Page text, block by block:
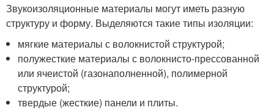
Звукоизоляционные материалы могут иметь разную
структуру и форму. Выделяются такие типы изоляции:
мягкие материалы с волокнистой структурой;
полужесткие материалы с волокнисто-прессованной
или ячеистой (газонаполненной), полимерной
структурой;
твердые (жесткие) панели и плиты.